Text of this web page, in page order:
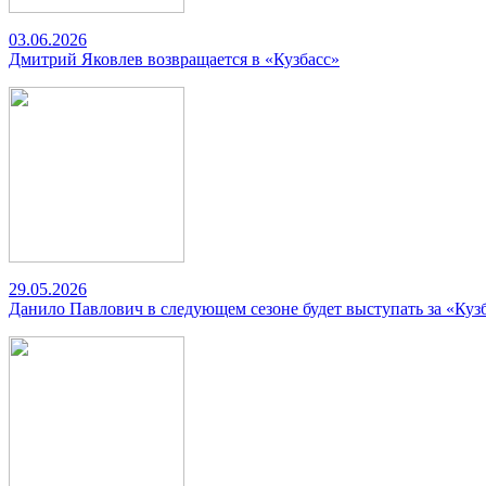
03.06.2026
Дмитрий Яковлев возвращается в «Кузбасс»
29.05.2026
Данило Павлович в следующем сезоне будет выступать за